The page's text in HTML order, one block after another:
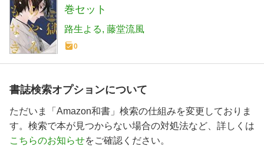
巻セット
路生よる 藤堂流風
0
書誌検索オプションについて
ただいま「Amazon和書」検索の仕組みを変更しておりま
す。検索で本が見つからない場合の対処法など、詳しくは
こちらのお知らせをご確認ください。